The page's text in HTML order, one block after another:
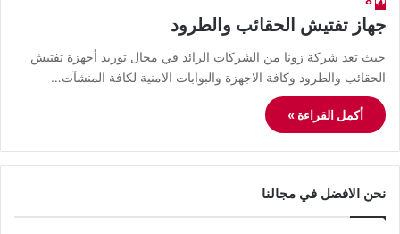
جهاز تفتيش الحقائب والطرود
حيث تعد شركة زونا من الشركات الرائد في مجال توريد أجهزة تفتيش
الحقائب والطرود وكافة الاجهزة والبوابات الامنية لكافة المنشآت…
أكمل القراءة »
نحن الافضل في مجالنا